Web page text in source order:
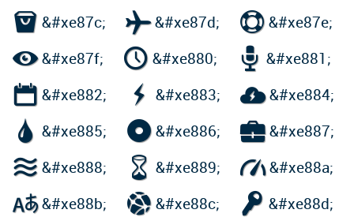
 &#xe87c; &#xe87d; &#xe87e;
&#xe87f;  &#xe880;  &#xe881;
&#xe882;  &#xe883; &#xe884;
 &#xe885; &#xe886; &#xe887;
&#xe888;  &#xe889; &#xe88a;
&#xe88b; &#xe88c;  &#xe88d;